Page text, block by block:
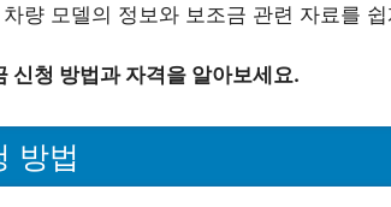
량 모델의 정보와 보조금 관련 자료를
청 방법과 자격을 알아보세요.
방법